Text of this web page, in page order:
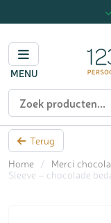
MENU
Zoeken
Terug
Home
/ Merci
Sleeve – chocolade